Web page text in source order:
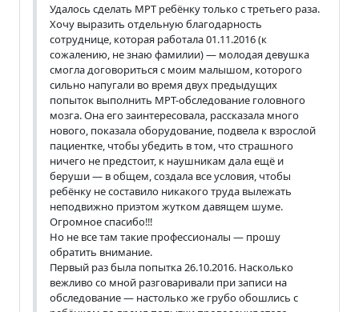
Удалось сделать МРТ ребёнку только с третьего раза.
Хочу выразить отдельную благодарность
сотруднице, которая работала 01.11.2016 (к
сожалению, не знаю фамилии) — молодая девушка
смогла договориться с моим малышом, которого
сильно напугали во время двух предыдущих
попыток выполнить МРТ-обследование головного
мозга. Она его заинтересовала, рассказала много
нового, показала оборудование, подвела к взрослой
пациентке, чтобы убедить в том, что страшного
ничего не предстоит, к наушникам дала ещё и
беруши — в общем, создала все условия, чтобы
ребёнку не составило никакого труда вылежать
неподвижно приэтом жутком давящем шуме.
Огромное спасибо!!!
Но не все там такие профессионалы — прошу
обратить внимание.
Первый раз была попытка 26.10.2016. Насколько
вежливо со мной разговаривали при записи на
обследование — настолько же грубо обошлись с